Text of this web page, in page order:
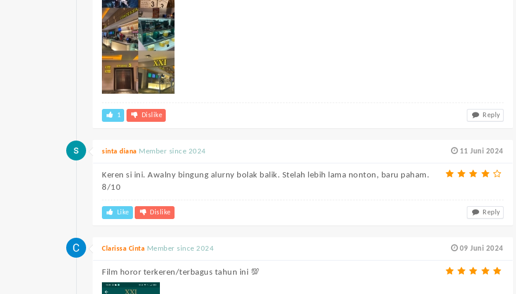
1 Dislike Reply
11 Juni 2024
sinta diana Member since 2024
Keren si ini. Awalny bingung alurny bolak balik. Stelah lebih lama nonton, baru paham.
8/10
Like Dislike Reply
09 Juni 2024
Clarissa Cinta Member since 2024
Film horor terkeren/terbagus tahun ini 💯